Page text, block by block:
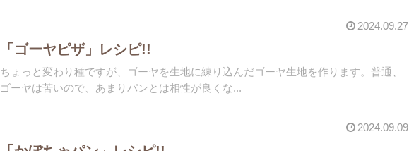
2024.09.27
「ゴーヤピザ」レシピ!!
ちょっと変わり種ですが、ゴーヤを生地に練り込んだゴーヤ生地を作ります。普通、
ゴーヤは苦いので、あまりパンとは相性が良くな...
2024.09.09